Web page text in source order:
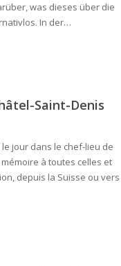
was dieses über die
In der…
Saint-Denis
jour dans le chef-lieu de
à toutes celles et
depuis la Suisse ou vers